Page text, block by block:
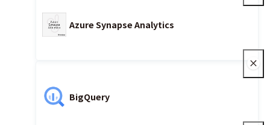
Azure Synapse Analytics
BigQuery